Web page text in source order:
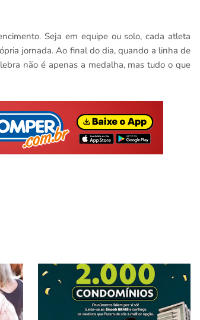
Seja em equipe ou solo, cada atleta
jornada. Ao final do dia, quando a linha de
não é apenas a medalha, mas tudo o que